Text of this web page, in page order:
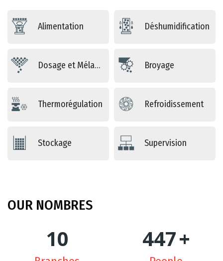
Alimentation Déshumidification
Dosage et Mélange Broyage
Thermorégulation Refroidissement
Stockage Supervision
OUR NOMBRES
10 449+